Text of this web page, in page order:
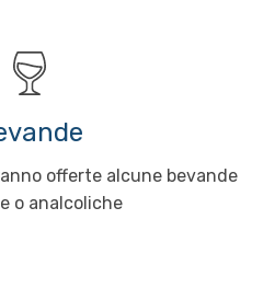
offerte alcune bevande
o analcoliche